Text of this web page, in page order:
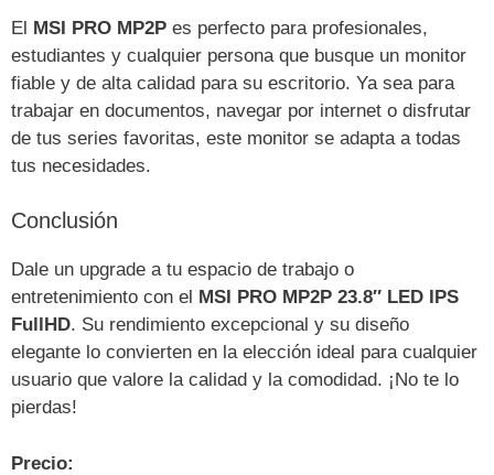
El MSI PRO MP2P es perfecto para profesionales,
estudiantes y cualquier persona que busque un monitor
fiable y de alta calidad para su escritorio. Ya sea para
trabajar en documentos, navegar por internet o disfrutar
de tus series favoritas, este monitor se adapta a todas
tus necesidades.
Conclusión
Dale un upgrade a tu espacio de trabajo o
entretenimiento con el MSI PRO MP2P 23.8″ LED IPS
FullHD. Su rendimiento excepcional y su diseño
elegante lo convierten en la elección ideal para cualquier
usuario que valore la calidad y la comodidad. ¡No te lo
pierdas!
Precio: